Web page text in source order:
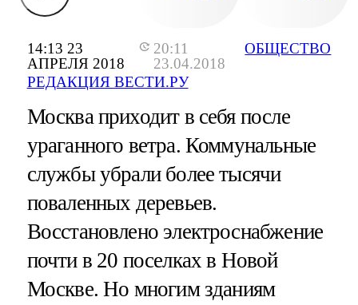
14:13 23
АПРЕЛЯ 2018
20:11
23.04.2018
РЕДАКЦИЯ ВЕСТИ.РУ
ОБЩЕСТВО
Москва приходит в себя после
ураганного ветра. Коммунальные
службы убрали более тысячи
поваленных деревьев.
Восстановлено электроснабжение
почти в 20 поселках в Новой
Москве. Но многим зданиям